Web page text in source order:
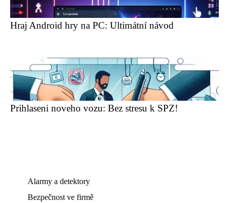
Hraj Android hry na PC: Ultimátní návod
Prihlaseni noveho vozu: Bez stresu k SPZ!
Alarmy a detektory
Bezpečnost ve firmě